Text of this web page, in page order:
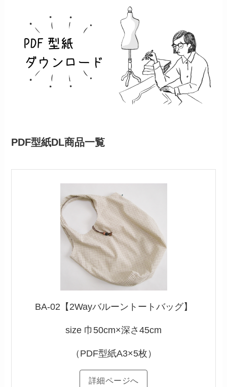
PDF型紙DL商品一覧
BA-02【2Wayバルーントートバッグ】
size 巾50cm×深さ45cm
（PDF型紙A3×5枚）
詳細ページへ